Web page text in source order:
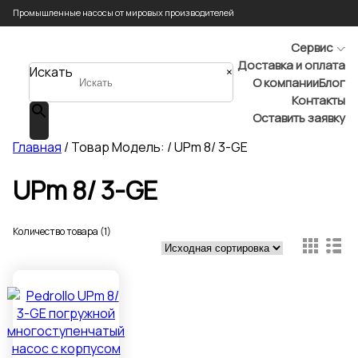
Промышленные насосы от мировых производителей
Искать ×
Сервис
Доставка и оплата
О компанииБлог
Контакты
Оставить заявку
Главная / Товар Модель: / UPm 8/ 3-GE
UPm 8/ 3-GE
Количество товара (1)